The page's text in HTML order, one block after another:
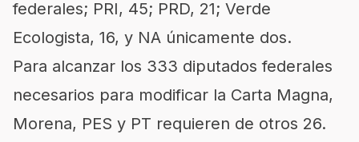
federales; PRI, 45; PRD, 21; Verde
Ecologista, 16, y NA únicamente dos.
Para alcanzar los 333 diputados federales
necesarios para modificar la Carta Magna,
Morena, PES y PT requieren de otros 26.